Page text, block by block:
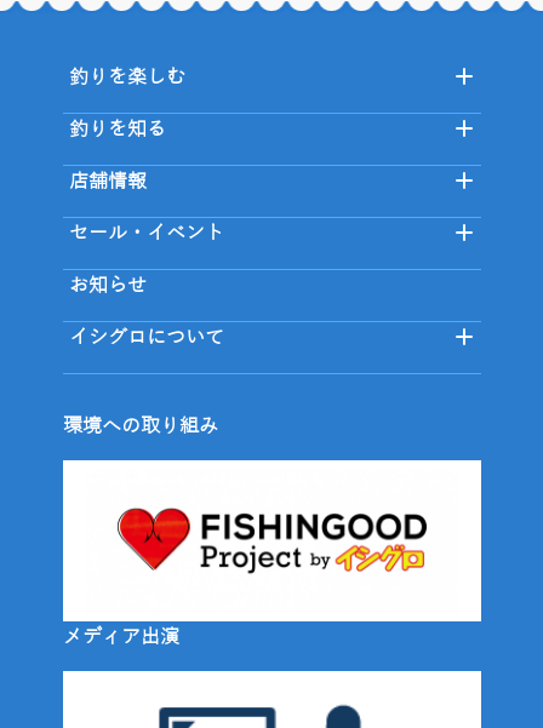
釣りを楽しむ
釣りを知る
店舗情報
セール・イベント
お知らせ
イシグロについて
環境への取り組み
メディア出演